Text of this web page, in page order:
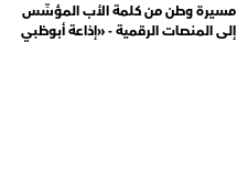
مسيرة وطن من كلمة الأب المؤسِّس
إلى المنصات الرقمية - «إذاعة أبوظبي